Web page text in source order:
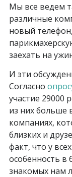
Мы все ведем
различные
новый
заехать на
И эти
Согласно
участие 29000
из них больше
компаниях,
близких и
факт, что у
особенность
знакомых нам